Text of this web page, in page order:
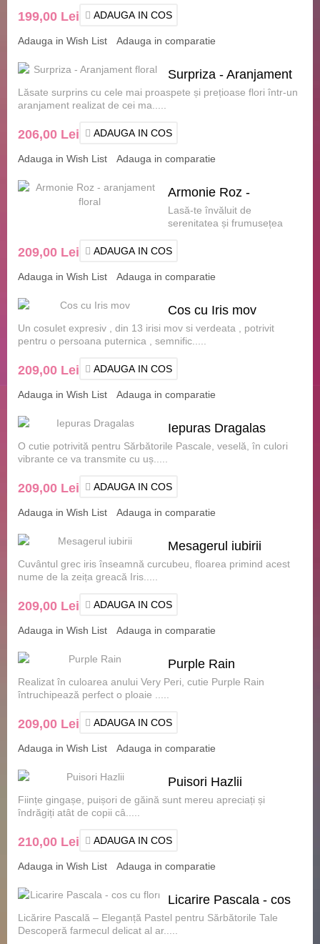
casa dumneavoast.....
199,00 Lei ADAUGA IN COS
Adauga in Wish List Adauga in comparatie
Surpriza - Aranjament
floral
Lăsate surprins cu cele mai proaspete și prețioase flori într-un
aranjament realizat de cei ma.....
206,00 Lei ADAUGA IN COS
Adauga in Wish List Adauga in comparatie
Armonie Roz -
aranjament floral
Lasă-te învăluit de
serenitatea și frumusețea
Armonie roz î.....
209,00 Lei ADAUGA IN COS
Adauga in Wish List Adauga in comparatie
Cos cu Iris mov
Un cosulet expresiv , din 13 irisi mov si verdeata , potrivit
pentru o persoana puternica , semnific.....
209,00 Lei ADAUGA IN COS
Adauga in Wish List Adauga in comparatie
Iepuras Dragalas
O cutie potrivită pentru Sărbătorile Pascale, veselă, în culori
vibrante ce va transmite cu uș.....
209,00 Lei ADAUGA IN COS
Adauga in Wish List Adauga in comparatie
Mesagerul iubirii
Cuvântul grec iris înseamnă curcubeu, floarea primind acest
nume de la zeița greacă Iris.....
209,00 Lei ADAUGA IN COS
Adauga in Wish List Adauga in comparatie
Purple Rain
Realizat în culoarea anului Very Peri, cutie Purple Rain
întruchipează perfect o ploaie .....
209,00 Lei ADAUGA IN COS
Adauga in Wish List Adauga in comparatie
Puisori Hazlii
Ființe gingașe, puișori de găină sunt mereu apreciați și
îndrăgiți atât de copii câ.....
210,00 Lei ADAUGA IN COS
Adauga in Wish List Adauga in comparatie
Licarire Pascala - cos
cu flori
Licărire Pascală – Eleganță Pastel pentru Sărbătorile Tale
Descoperă farmecul delicat al ar.....